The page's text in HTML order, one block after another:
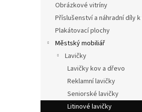
Obrázkové vitríny
Příslušenství a náhradní díly
Plakátovací plochy
Městský mobiliář
Lavičky
Lavičky kov a dřevo
Reklamní lavičky
Seniorské lavičky
Litinové lavičky